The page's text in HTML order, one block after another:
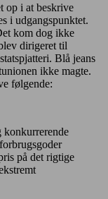
op i at beskrive
i udgangspunktet.
kom dog ikke
dirigeret til
Blå jeans
ikke magte.
følgende:
konkurrerende
på det rigtige